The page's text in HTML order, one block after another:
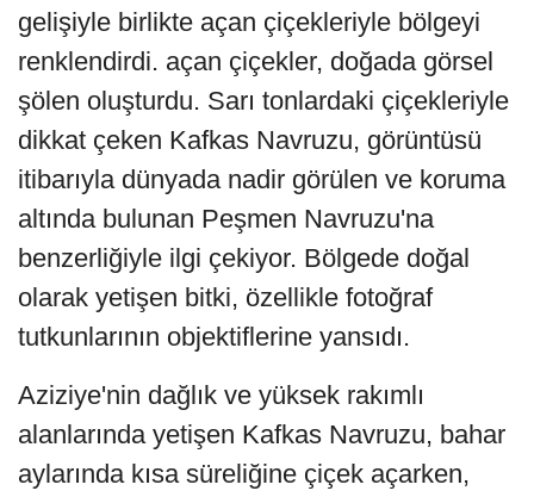
gelişiyle birlikte açan çiçekleriyle bölgeyi
renklendirdi. açan çiçekler, doğada görsel
şölen oluşturdu. Sarı tonlardaki çiçekleriyle
dikkat çeken Kafkas Navruzu, görüntüsü
itibarıyla dünyada nadir görülen ve koruma
altında bulunan Peşmen Navruzu'na
benzerliğiyle ilgi çekiyor. Bölgede doğal
olarak yetişen bitki, özellikle fotoğraf
tutkunlarının objektiflerine yansıdı.
Aziziye'nin dağlık ve yüksek rakımlı
alanlarında yetişen Kafkas Navruzu, bahar
aylarında kısa süreliğine çiçek açarken,